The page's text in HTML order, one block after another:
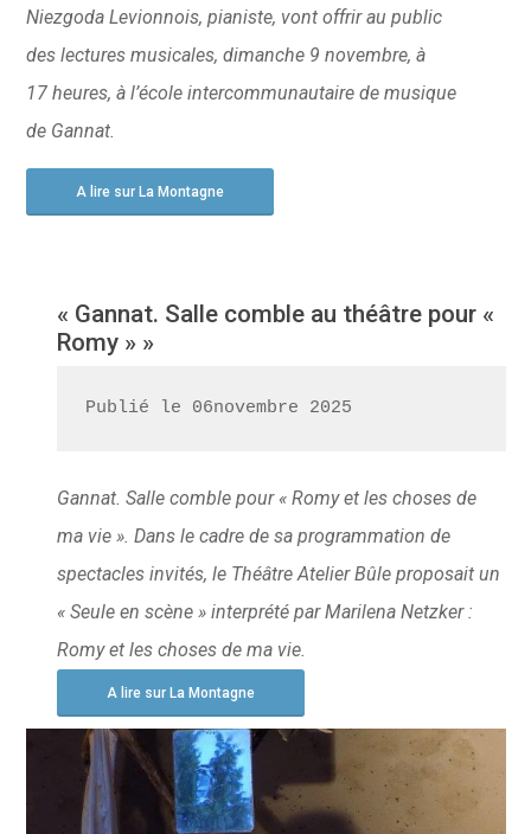
Niezgoda Levionnois, pianiste, vont offrir au public
des lectures musicales, dimanche 9 novembre, à
17 heures, à l’école intercommunautaire de musique
de Gannat.
A lire sur La Montagne
« Gannat. Salle comble au théâtre pour «
Romy » »
Publié le 06novembre 2025
Gannat. Salle comble pour « Romy et les choses de
ma vie ». Dans le cadre de sa programmation de
spectacles invités, le Théâtre Atelier Bûle proposait un
« Seule en scène » interprété par Marilena Netzker :
Romy et les choses de ma vie.
A lire sur La Montagne